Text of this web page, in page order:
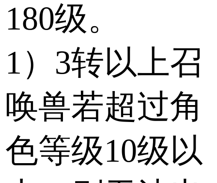
180级。
1）3转以上召
唤兽若超过角
色等级10级以